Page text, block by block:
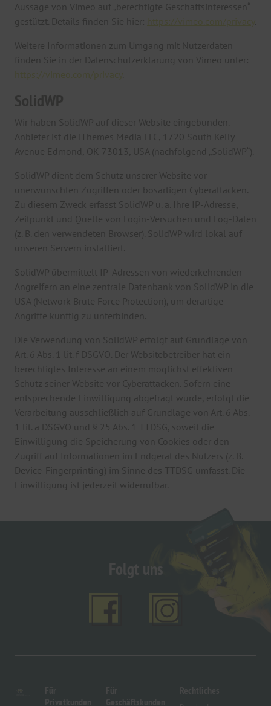
Aussage von Vimeo auf „berechtigte Geschäftsinteressen“
gestützt. Details finden Sie hier: https://vimeo.com/privacy.
Weitere Informationen zum Umgang mit Nutzerdaten
finden Sie in der Datenschutzerklärung von Vimeo unter:
https://vimeo.com/privacy.
SolidWP
Wir haben SolidWP auf dieser Website eingebunden.
Anbieter ist die iThemes Media LLC, 1720 South Kelly
Avenue Edmond, OK 73013, USA (nachfolgend „SolidWP“).
SolidWP dient dem Schutz unserer Website vor
unerwünschten Zugriffen oder bösartigen Cyberattacken.
Zu diesem Zweck erfasst SolidWP u. a. Ihre IP-Adresse,
Zeitpunkt und Quelle von Login-Versuchen und Log-Daten
(z. B. den verwendeten Browser). SolidWP wird lokal auf
unseren Servern installiert.
SolidWP übermittelt IP-Adressen von wiederkehrenden
Angreifern an eine zentrale Datenbank von SolidWP in die
USA (Network Brute Force Protection), um derartige
Angriffe künftig zu unterbinden.
Die Verwendung von SolidWP erfolgt auf Grundlage von
Art. 6 Abs. 1 lit. f DSGVO. Der Websitebetreiber hat ein
berechtigtes Interesse an einem möglichst effektiven
Schutz seiner Website vor Cyberattacken. Sofern eine
entsprechende Einwilligung abgefragt wurde, erfolgt die
Verarbeitung ausschließlich auf Grundlage von Art. 6 Abs.
1 lit. a DSGVO und § 25 Abs. 1 TTDSG, soweit die
Einwilligung die Speicherung von Cookies oder den
Zugriff auf Informationen im Endgerät des Nutzers (z. B.
Device-Fingerprinting) im Sinne des TTDSG umfasst. Die
Einwilligung ist jederzeit widerrufbar.